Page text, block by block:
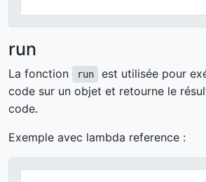
run
La fonction run
est utilisée pour
code sur un objet et retourne le
code.
Exemple avec lambda reference :